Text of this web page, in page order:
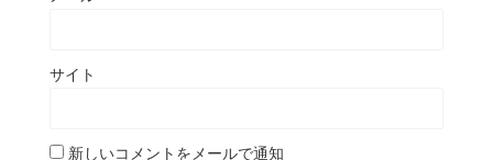
サイト
新しいコメントをメールで通知